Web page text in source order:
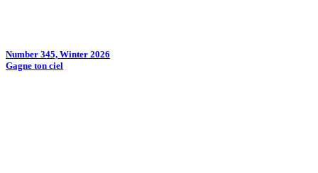
Number 345, Winter 2026
Gagne ton ciel